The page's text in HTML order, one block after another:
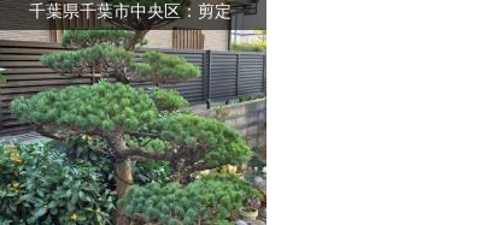
千葉県千葉市中央区：剪定